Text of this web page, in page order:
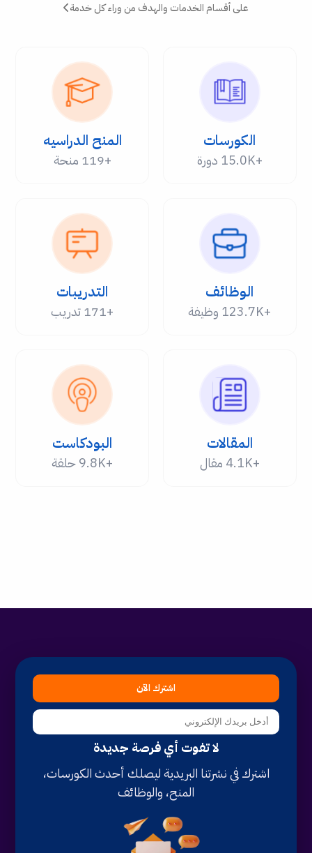
على أقسام الخدمات والهدف من وراء كل خدمة
الكورسات
+15.0K دورة
المنح الدراسيه
+119 منحة
الوظائف
+123.7K وظيفة
التدريبات
+171 تدريب
المقالات
+4.1K مقال
البودكاست
+9.8K حلقة
اشترك الآن
لا تفوت أي فرصة جديدة
اشترك في نشرتنا البريدية ليصلك أحدث الكورسات،
المنح، والوظائف